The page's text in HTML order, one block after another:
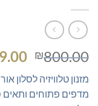
₪800.00
היה:
מדפים פתוחים ותאים